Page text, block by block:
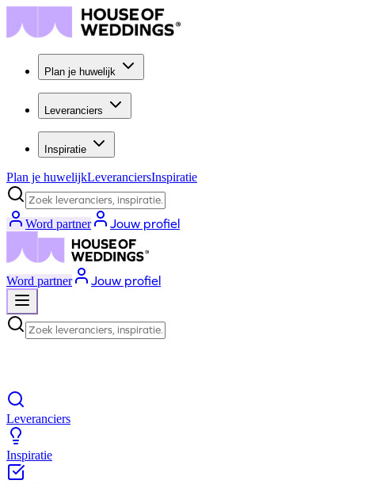
Plan je huwelijk
Leveranciers
Inspiratie
Plan je huwelijkLeveranciersInspiratie
Zoek leveranciers, inspiratie...
Word partner Jouw profiel
Word partner Jouw profiel
Zoek leveranciers, inspiratie...
Leveranciers
Inspiratie